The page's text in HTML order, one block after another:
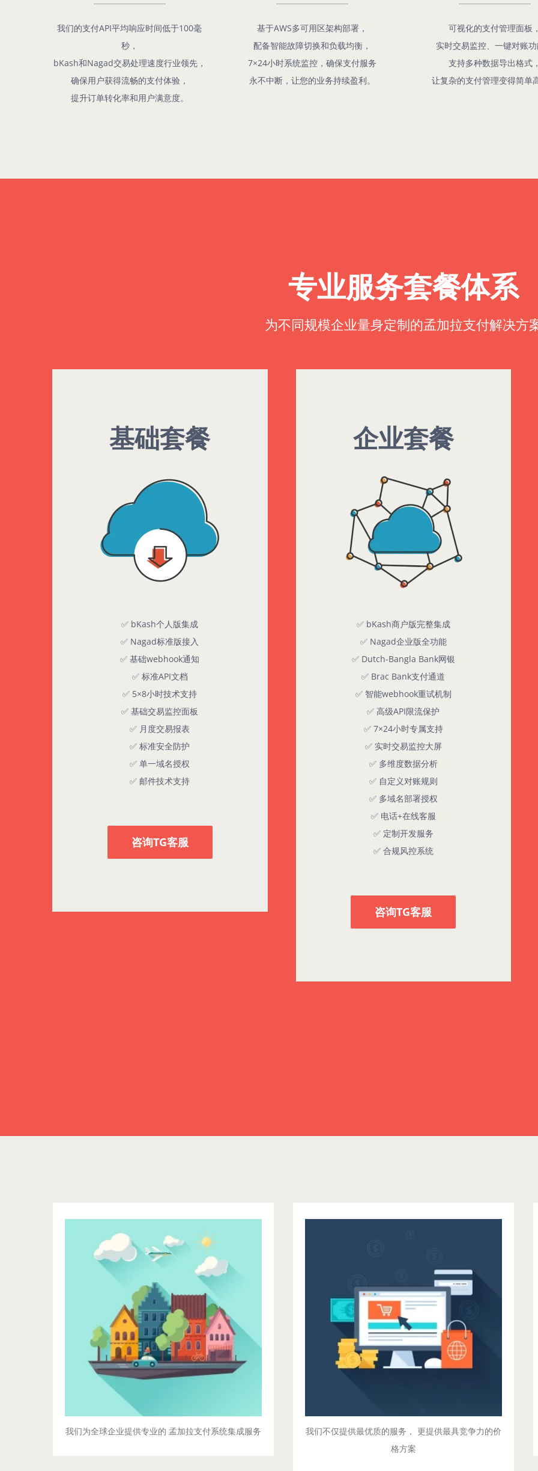
我们的支付API平均响应时间低于100毫
秒，
bKash和Nagad交易处理速度行业领先，
确保用户获得流畅的支付体验，
提升订单转化率和用户满意度。
基于AWS多可用区架构部署，
配备智能故障切换和负载均衡，
7×24小时系统监控，确保支付服务
永不中断，让您的业务持续盈利。
可视化的支付管理面板
实时交易监控、一键对账
支持多种数据导出格式
让复杂的支付管理变得简单
专业服务套餐体系
为不同规模企业量身定制的孟加拉支付解决方
基础套餐
✅ bKash个人版集成
✅ Nagad标准版接入
✅ 基础webhook通知
✅ 标准API文档
✅ 5×8小时技术支持
✅ 基础交易监控面板
✅ 月度交易报表
✅ 标准安全防护
✅ 单一域名授权
✅ 邮件技术支持
咨询TG客服
企业套餐
✅ bKash商户版完整集成
✅ Nagad企业版全功能
✅ Dutch-Bangla Bank网银
✅ Brac Bank支付通道
✅ 智能webhook重试机制
✅ 高级API限流保护
✅ 7×24小时专属支持
✅ 实时交易监控大屏
✅ 多维度数据分析
✅ 自定义对账规则
✅ 多域名部署授权
✅ 电话+在线客服
✅ 定制开发服务
✅ 合规风控系统
咨询TG客服
我们为全球企业提供专业的 孟加拉支付系统集成服务
全球服务覆盖
从达卡到吉大港，从中国到东南亚，
我们的孟加拉支付通道服务遍布全球。
专业的本地化支持团队，
确保您在任何地区都能获得优质服务。
我们不仅提供最优质的服务， 更提供最具竞争力的价
格方案
灵活定价策略
根据您的业务规模和交易量，
提供个性化的费率方案。
从初创企业到大型集团，
都能找到最适合的合作模式。